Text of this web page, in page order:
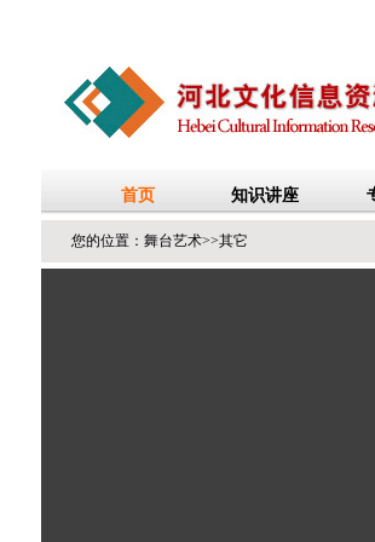
您的位置： 舞台艺术>>其它